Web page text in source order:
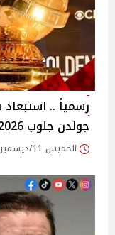
رسمياً ..
جولدن جلوب 2026 والسبب صادم
الخميس 11/ديسمبر/2025 - 12:20 م